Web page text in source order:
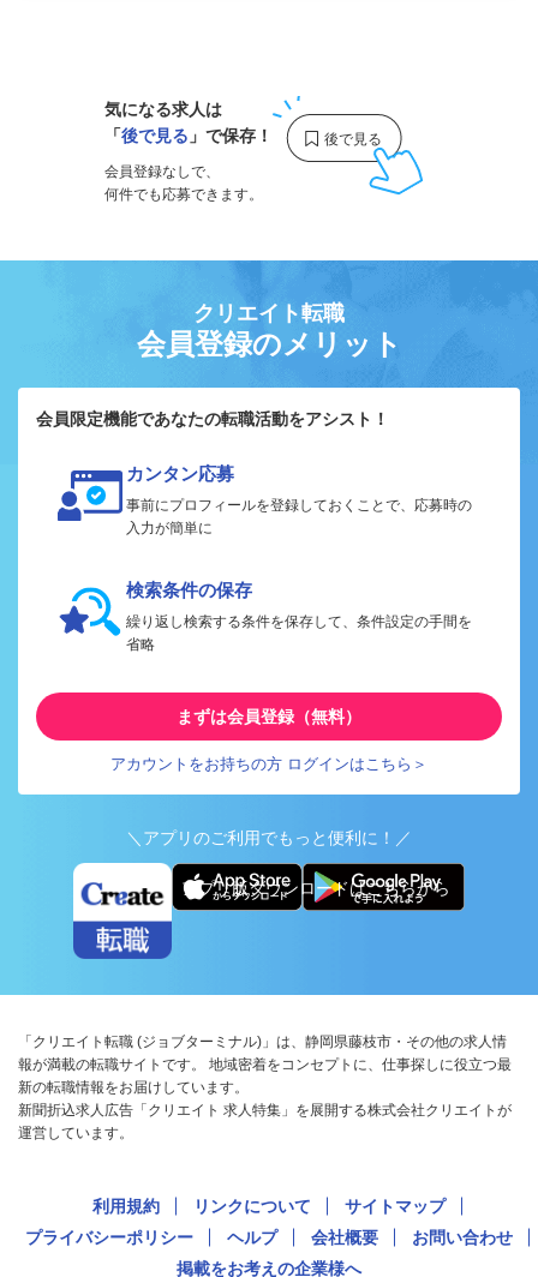
気になる求人は
「後で見る 」で保存！
会員登録なしで、
何件でも応募できます。
クリエイト転職
会員登録のメリット
会員限定機能であなたの転職活動をアシスト！
カンタン応募
事前にプロフィールを登録しておくことで、応募時の
入力が簡単に
検索条件の保存
繰り返し検索する条件を保存して、条件設定の手間を
省略
まずは会員登録（無料）
アカウントをお持ちの方 ログインはこちら＞
＼アプリのご利用でもっと便利に！／
アプリ版ダウンロードはこちらから
「クリエイト転職 (ジョブターミナル)」は、静岡県藤枝市・その他の求人情
報が満載の転職サイトです。 地域密着をコンセプトに、仕事探しに役立つ最
新の転職情報をお届けしています。
新聞折込求人広告「クリエイト 求人特集」を展開する株式会社クリエイトが
運営しています。
利用規約 リンクについて
サイトマップ
プライバシーポリシー
ヘルプ 会社概要
お問い合わせ
掲載をお考えの企業様へ